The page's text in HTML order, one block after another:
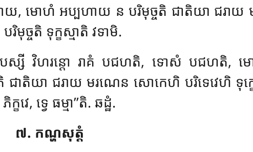
មោហំ អប្បហាយ ន បរិមុច្ចតិ ជាតិយា ជរា
ច្ចតិ ទុក្ខស្មាតិ វទាមិ.
នុបស្សី វិហរន្តោ រាគំ បជហតិ, ទោសំ បជហតិ,
ជាតិយា ជរាយ មរណេន សោកេហិ បរិទេវេហិ ទុ
, ទ្វេ ធម្មា’’តិ. ឆដ្ឋំ.
៧. កណ្ហសុត្តំ